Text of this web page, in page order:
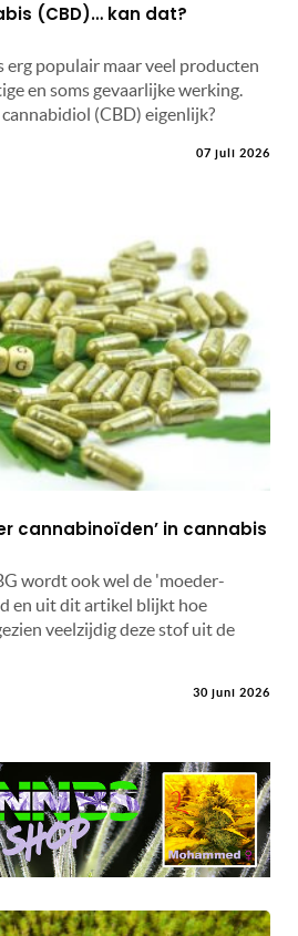
(CBD)… kan dat?
populair maar veel producten
en soms gevaarlijke werking.
(CBD) eigenlijk?
07 juli 2026
cannabinoïden’ in cannabis
wordt ook wel de 'moeder-
en uit dit artikel blijkt hoe
veelzijdig deze stof uit de
30 juni 2026